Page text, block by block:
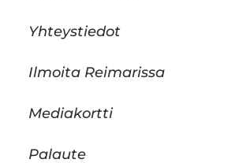
Yhteystiedot
Ilmoita Reimarissa
Mediakortti
Palaute